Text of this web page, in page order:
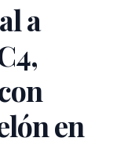
a
en